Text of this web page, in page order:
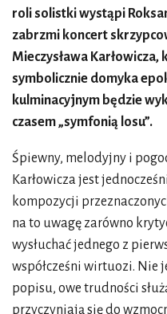
roli solistki wystąpi
zabrzmi koncert
Mieczysława
symbolicznie domyka
kulminacyjnym będzie
czasem „symfonią losu”.
Śpiewny, melodyjny i
Karłowicza jest
kompozycji
na to uwagę zarówno
wysłuchać jednego z
współcześni wirtuozi. Nie
popisu, owe trudności
przyczyniają się do